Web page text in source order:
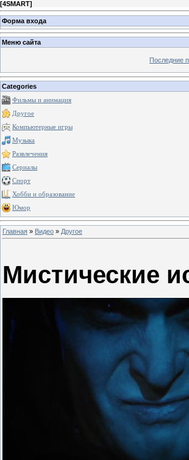
[4SMART]
Форма входа
Меню сайта
Последние
Categories
Фильмы и анимация
Другое
Компьютерные игры
Музыка
Развлечения
Сериалы
Спорт
Хобби и образование
Юмор
Главная » Видео » Другое
Мистические